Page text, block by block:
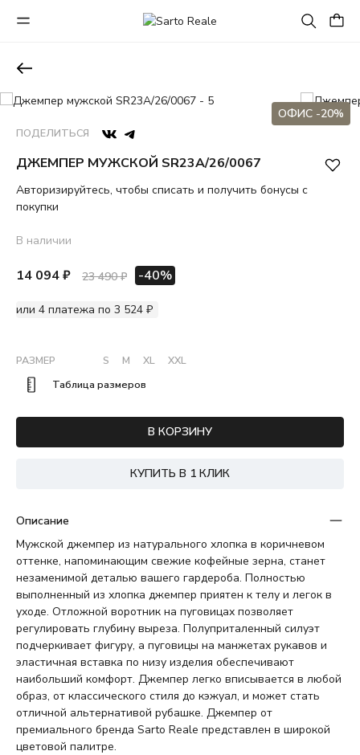
ОФИС -20%
ПОДЕЛИТЬСЯ
ДЖЕМПЕР МУЖСКОЙ SR23A/26/0067
Авторизируйтесь, чтобы списать и получить бонусы с
покупки
В наличии
14 094 ₽ 23 490 ₽ -40%
или 4 платежа по 3 524 ₽
РАЗМЕР S M XL
XXL
Таблица размеров
В КОРЗИНУ
КУПИТЬ В 1 КЛИК
Описание
Мужской джемпер из натурального хлопка в коричневом
оттенке, напоминающим свежие кофейные зерна, станет
незаменимой деталью вашего гардероба. Полностью
выполненный из хлопка джемпер приятен к телу и легок в
уходе. Отложной воротник на пуговицах позволяет
регулировать глубину выреза. Полуприталенный силуэт
подчеркивает фигуру, а пуговицы на манжетах рукавов и
эластичная вставка по низу изделия обеспечивают
наибольший комфорт. Джемпер легко вписывается в любой
образ, от классического стиля до кэжуал, и может стать
отличной альтернативой рубашке. Джемпер от
премиального бренда Sarto Reale представлен в широкой
цветовой палитре.